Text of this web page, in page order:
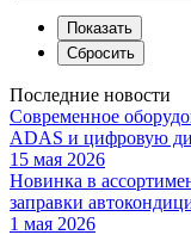
Последние новости
Современное
ADAS и цифровую
15 мая 2026
Новинка в
заправки
1 мая 2026